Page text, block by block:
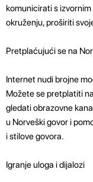
komunicirati s
okruženju, proširiti
Pretplaćujući se na
Internet nudi brojne
Možete se pretplatiti
gledati obrazovne
u Norveški govor i
i stilove govora.
Igranje uloga i dijalozi